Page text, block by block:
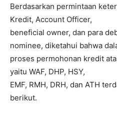
Berdasarkan permintaan
Kredit, Account Officer,
beneficial owner, dan para
nominee, diketahui bahwa
proses permohonan kredit
yaitu WAF, DHP, HSY,
EMF, RMH, DRH, dan ATH
berikut.